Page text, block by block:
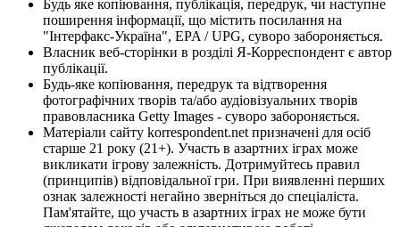
Будь яке копіювання, публікація, передрук, чи наступне
поширення інформації, що містить посилання на
"Інтерфакс-Україна", EPA / UPG, суворо забороняється.
Власник веб-сторінки в розділі Я-Корреспондент є автор
публікації.
Будь-яке копіювання, передрук та відтворення
фотографічних творів та/або аудіовізуальних творів
правовласника Getty Images - суворо забороняється.
Матеріали сайту korrespondent.net призначені для осіб
старше 21 року (21+). Участь в азартних іграх може
викликати ігрову залежність. Дотримуйтесь правил
(принципів) відповідальної гри. При виявленні перших
ознак залежності негайно зверніться до спеціаліста.
Пам'ятайте, що участь в азартних іграх не може бути